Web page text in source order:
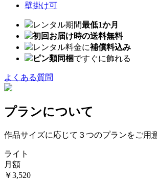
壁掛け可
レンタル期間最低1か月
初回お届け時の送料無料
レンタル料金に補償料込み
ピン類同梱ですぐに飾れる
よくある質問
プランについて
作品サイズに応じて３つのプランをご用
ライト
月額
￥3,520